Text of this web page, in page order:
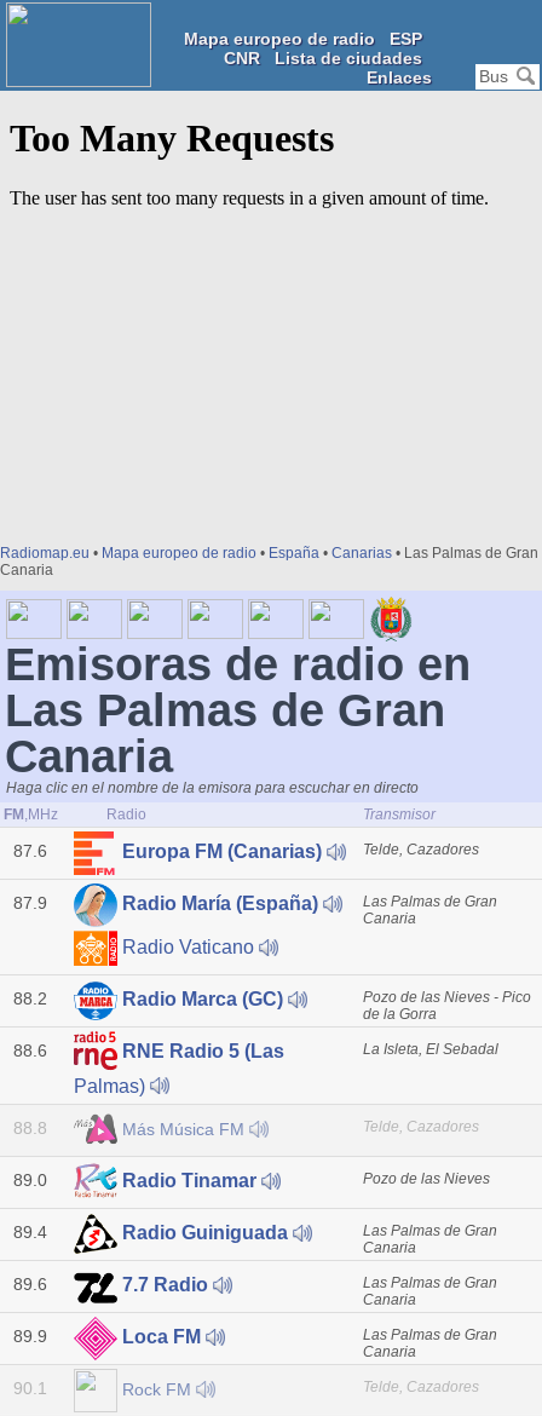
Mapa europeo de radio
ESP
CNR
Lista de ciudades
Enlaces
Radiomap.eu • Mapa europeo de radio • España • Canarias • Las Palmas de Gran
Canaria
Emisoras de radio en
Las Palmas de Gran
Canaria
Haga clic en el nombre de la emisora para escuchar en directo
FM ,MHz Radio Transmisor
87.6 Europa FM (Canarias) Telde, Cazadores
87.9 Radio María (España)
Radio Vaticano
Las Palmas de Gran
Canaria
88.2 Radio Marca (GC)
Pozo de las Nieves - Pico
de la Gorra
88.6
RNE Radio 5 (Las
Palmas)
La Isleta, El Sebadal
88.8 Más Música FM Telde, Cazadores
89.0 Radio Tinamar Pozo de las Nieves
89.4 Radio Guiniguada
Las Palmas de Gran
Canaria
89.6 7.7 Radio
Las Palmas de Gran
Canaria
89.9 Loca FM
Las Palmas de Gran
Canaria
90.1 Rock FM Telde, Cazadores